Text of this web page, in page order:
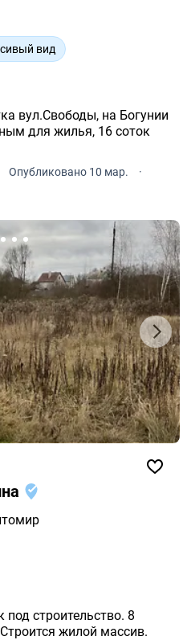
вид
вул.Свободы, на Богунии
для жилья, 16 соток
Опубликовано 10 мар.
·
строительство. 8
жилой массив.